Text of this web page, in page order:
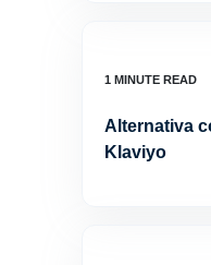
Alternativa
Klaviyo